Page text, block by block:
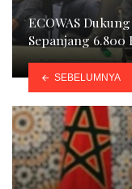
ECOWAS
Sepanjang 6.800
SEBELUMNYA